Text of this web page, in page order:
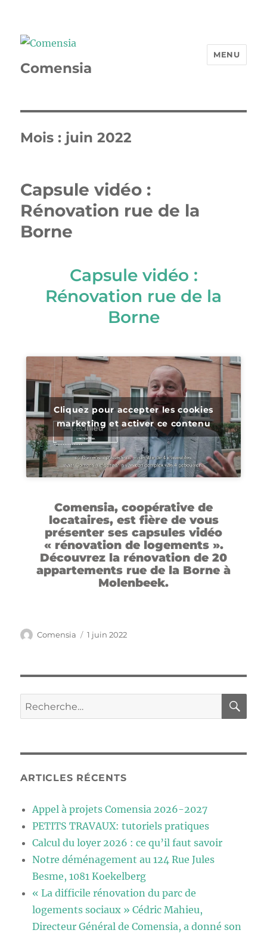
Comensia
MENU
Mois : juin 2022
Capsule vidéo :
Rénovation rue de la
Borne
Capsule vidéo :
Rénovation rue de la
Borne
Cliquez pour accepter les cookies
marketing et activer ce contenu
Comensia, coopérative de
locataires, est fière de vous
présenter ses capsules vidéo
« rénovation de logements ».
Découvrez la rénovation de 20
appartements rue de la Borne à
Molenbeek.
Comensia 1 juin 2022
ARTICLES RÉCENTS
Appel à projets Comensia 2026-2027
PETITS TRAVAUX: tutoriels pratiques
Calcul du loyer 2026 : ce qu’il faut savoir
Notre déménagement au 124 Rue Jules
Besme, 1081 Koekelberg
« La difficile rénovation du parc de
logements sociaux » Cédric Mahieu,
Directeur Général de Comensia, a donné son